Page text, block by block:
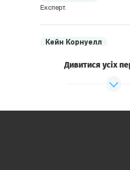
Експерт.
Кейн Корнуелл
Дивитися усіх